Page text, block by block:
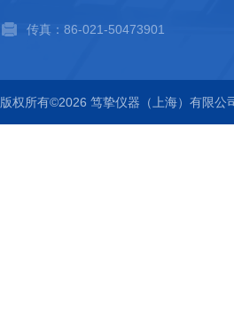
传真：86-021-50473901
版权所有©2026 笃挚仪器（上海）有限